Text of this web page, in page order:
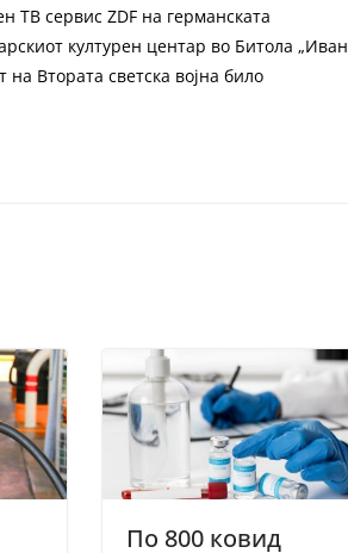
ТВ сервис ZDF на германската
културен центар во Битола „Иван
на Втората светска војна било
По 800 ковид